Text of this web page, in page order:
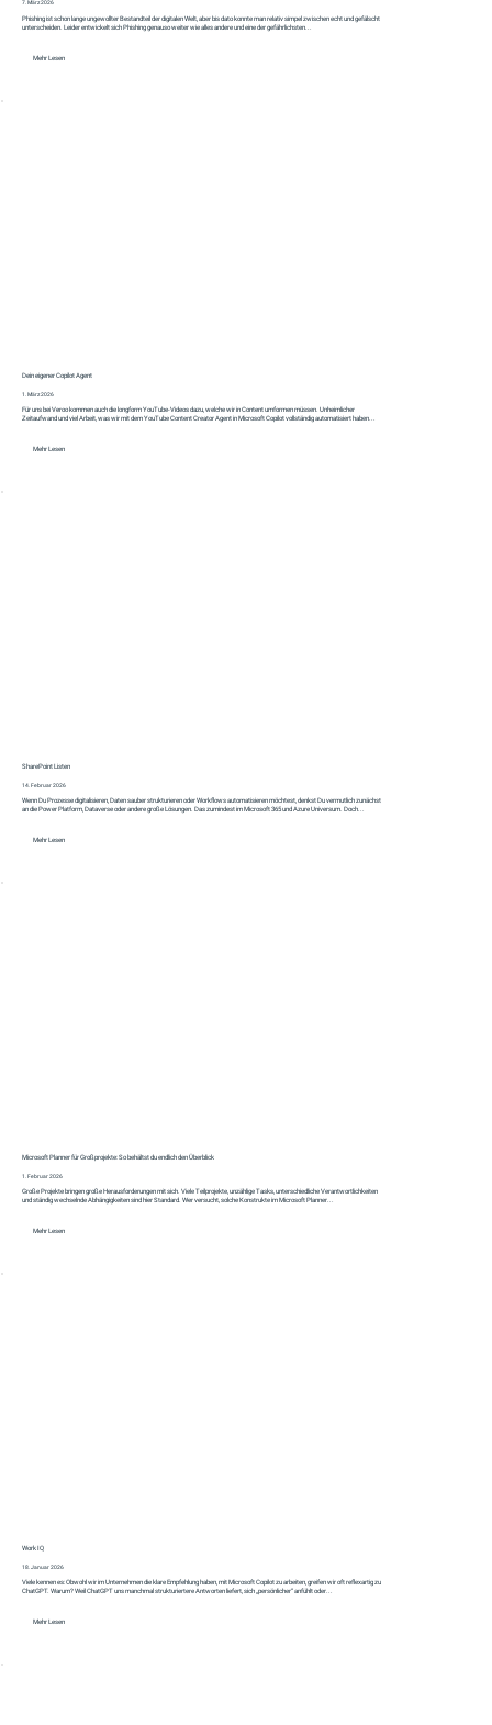
7. März 2026
Phishing ist schon lange ungewollter Bestandteil der digitalen Welt, aber bis dato konnte man relativ simpel zwischen echt und gefälscht
unterscheiden. Leider entwickelt sich Phishing genauso weiter wie alles andere und eine der gefährlichsten...
Mehr Lesen
Dein eigener Copilot Agent
1. März 2026
Für uns bei Veroo kommen auch die longform YouTube-Videos dazu, welche wir in Content umformen müssen. Unheimlicher
Zeitaufwand und viel Arbeit, was wir mit dem YouTube Content Creator Agent in Microsoft Copilot vollständig automatisiert haben...
Mehr Lesen
SharePoint Listen
14. Februar 2026
Wenn Du Prozesse digitalisieren, Daten sauber strukturieren oder Workflows automatisieren möchtest, denkst Du vermutlich zunächst
an die Power Platform, Dataverse oder andere große Lösungen. Das zumindest im Microsoft 365 und Azure Universum. Doch...
Mehr Lesen
Microsoft Planner für Großprojekte: So behältst du endlich den Überblick
1. Februar 2026
Große Projekte bringen große Herausforderungen mit sich. Viele Teilprojekte, unzählige Tasks, unterschiedliche Verantwortlichkeiten
und ständig wechselnde Abhängigkeiten sind hier Standard. Wer versucht, solche Konstrukte im Microsoft Planner...
Mehr Lesen
Work IQ
18. Januar 2026
Viele kennen es: Obwohl wir im Unternehmen die klare Empfehlung haben, mit Microsoft Copilot zu arbeiten, greifen wir oft reflexartig zu
ChatGPT. Warum? Weil ChatGPT uns manchmal strukturiertere Antworten liefert, sich „persönlicher“ anfühlt oder...
Mehr Lesen